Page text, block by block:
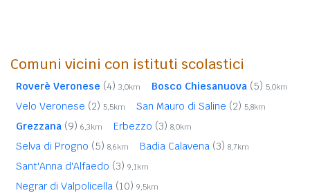
Comuni vicini con istituti scolastici
Roverè Veronese (4) 3,0km Bosco Chiesanuova (5) 5,0km
Velo Veronese (2) 5,5km San Mauro di Saline (2) 5,8km
Grezzana (9) 6,3km Erbezzo (3) 8,0km
Selva di Progno (5) 8,6km Badia Calavena (3) 8,7km
Sant'Anna d'Alfaedo (3) 9,1km
Negrar di Valpolicella (10) 9,5km